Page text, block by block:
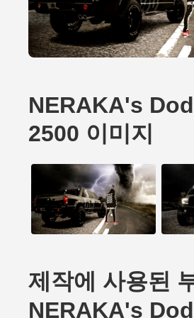
NERAKA's
2500 이미지
제작에 사용된
NERAKA's